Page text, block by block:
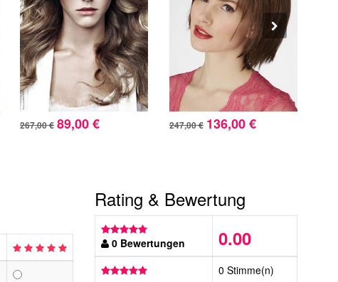
267,00 € 89,00 € 247,00 € 136,00 €
Rating & Bewertung
0 Bewertungen 0.00
0 Stimme(n)